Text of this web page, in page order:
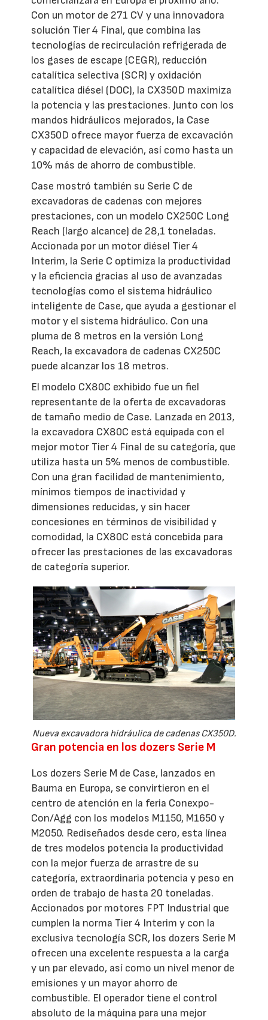
Con un motor de 271 CV y una innovadora
solución Tier 4 Final, que combina las
tecnologías de recirculación refrigerada de
los gases de escape (CEGR), reducción
catalítica selectiva (SCR) y oxidación
catalítica diésel (DOC), la CX350D maximiza
la potencia y las prestaciones. Junto con los
mandos hidráulicos mejorados, la Case
CX350D ofrece mayor fuerza de excavación
y capacidad de elevación, así como hasta un
10% más de ahorro de combustible.
Case mostró también su Serie C de
excavadoras de cadenas con mejores
prestaciones, con un modelo CX250C Long
Reach (largo alcance) de 28,1 toneladas.
Accionada por un motor diésel Tier 4
Interim, la Serie C optimiza la productividad
y la eficiencia gracias al uso de avanzadas
tecnologías como el sistema hidráulico
inteligente de Case, que ayuda a gestionar el
motor y el sistema hidráulico. Con una
pluma de 8 metros en la versión Long
Reach, la excavadora de cadenas CX250C
puede alcanzar los 18 metros.
El modelo CX80C exhibido fue un fiel
representante de la oferta de excavadoras
de tamaño medio de Case. Lanzada en 2013,
la excavadora CX80C está equipada con el
mejor motor Tier 4 Final de su categoría, que
utiliza hasta un 5% menos de combustible.
Con una gran facilidad de mantenimiento,
mínimos tiempos de inactividad y
dimensiones reducidas, y sin hacer
concesiones en términos de visibilidad y
comodidad, la CX80C está concebida para
ofrecer las prestaciones de las excavadoras
de categoría superior.
Nueva excavadora hidráulica de cadenas CX350D.
Gran potencia en los dozers Serie M
Los dozers Serie M de Case, lanzados en
Bauma en Europa, se convirtieron en el
centro de atención en la feria Conexpo-
Con/Agg con los modelos M1150, M1650 y
M2050. Rediseñados desde cero, esta línea
de tres modelos potencia la productividad
con la mejor fuerza de arrastre de su
categoría, extraordinaria potencia y peso en
orden de trabajo de hasta 20 toneladas.
Accionados por motores FPT Industrial que
cumplen la norma Tier 4 Interim y con la
exclusiva tecnología SCR, los dozers Serie M
ofrecen una excelente respuesta a la carga
y un par elevado, así como un nivel menor de
emisiones y un mayor ahorro de
combustible. El operador tiene el control
absoluto de la máquina para una mejor